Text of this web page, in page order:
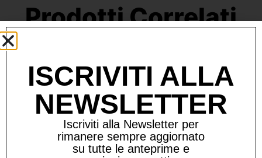
Prodotti Correlati
ISCRIVITI ALLA
NEWSLETTER
Iscriviti alla Newsletter per
rimanere sempre aggiornato
su tutte le anteprime e